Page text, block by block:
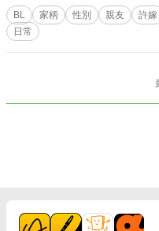
BL 家柄 性別 親友 許嫁
日常